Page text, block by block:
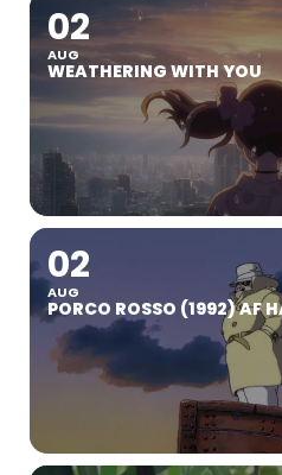
02
AUG
WEATHERING WITH YOU
02
AUG
PORCO ROSSO (1992) AF